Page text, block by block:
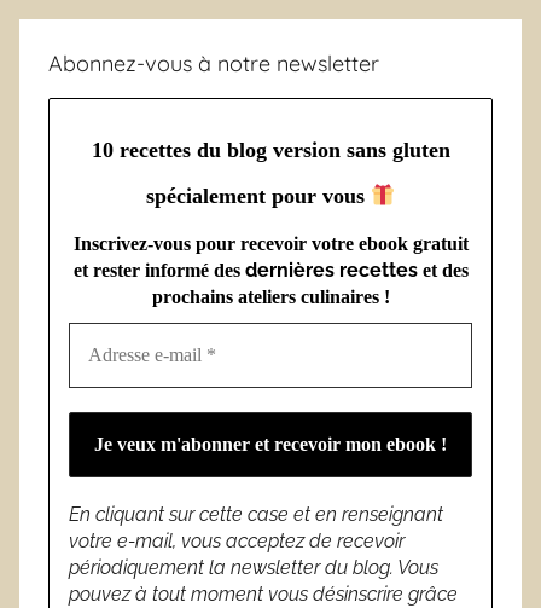
Abonnez-vous à notre newsletter
10 recettes du blog version sans gluten
spécialement pour vous
Inscrivez-vous pour recevoir votre ebook gratuit
et rester informé des dernières recettes et des
prochains ateliers culinaires !
En cliquant sur cette case et en renseignant
votre e-mail, vous acceptez de recevoir
périodiquement la newsletter du blog. Vous
pouvez à tout moment vous désinscrire grâce